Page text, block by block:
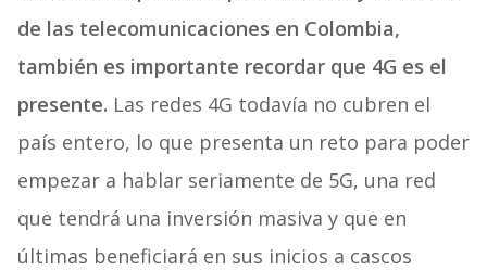
de las telecomunicaciones en Colombia,
también es importante recordar que 4G es el
presente. Las redes 4G todavía no cubren el
país entero, lo que presenta un reto para poder
empezar a hablar seriamente de 5G, una red
que tendrá una inversión masiva y que en
últimas beneficiará en sus inicios a cascos